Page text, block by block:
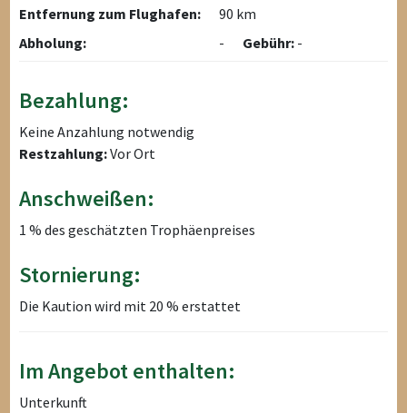
Entfernung zum Flughafen:
90 km
Abholung:
- Gebühr: -
Bezahlung:
Keine Anzahlung notwendig
Restzahlung:Vor Ort
Anschweißen:
1 % des geschätzten Trophäenpreises
Stornierung:
Die Kaution wird mit 20 % erstattet
Im Angebot enthalten:
Unterkunft